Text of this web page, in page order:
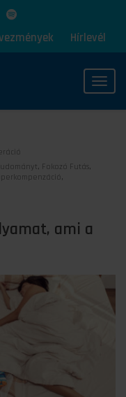
Hírlevél
, Fokozó Futás,
,
ami a